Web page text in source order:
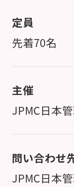
定員
先着70名
主催
JPMC日本
問い合わせ
JPMC日本